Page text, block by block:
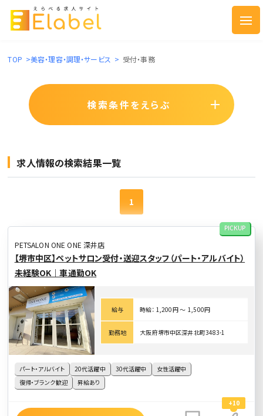
TOP >美容・理容・調理・サービス > 受付・事務
求人情報の検索結果一覧
1
PETSALON ONE ONE 深井店
PICKUP
【堺市中区】ペットサロン受付・送迎スタッフ（パート・アルバイト）
未経験OK｜車通勤OK
パート・アルバイト 20代活躍中 30代活躍中
女性活躍中
復帰・ブランク歓迎
昇給あり
給与 時給： 1,200円 〜 1,500円
勤務地 大阪府堺市中区深井北町3483-1
+10
検索条件をえらぶ